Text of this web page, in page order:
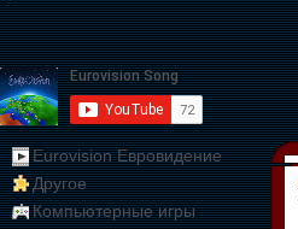
Eurovision Евровидение
Другое
Компьютерные игры